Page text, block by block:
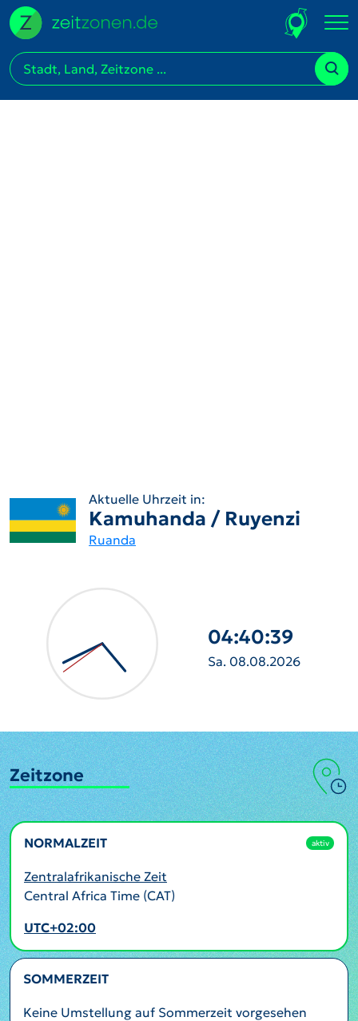
Aktuelle Uhrzeit in:
Kamuhanda / Ruyenzi
Ruanda
04:40:40
Sa. 08.08.2026
Zeitzone
NORMALZEIT aktiv
Zentralafrikanische Zeit
Central Africa Time (CAT)
UTC+02:00
SOMMERZEIT
Keine Umstellung auf Sommerzeit vorgesehen